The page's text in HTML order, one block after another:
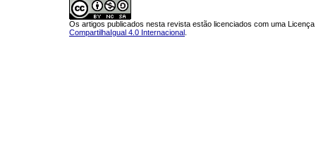
Os artigos publicados nesta revista estão licenciados com uma Licença
CompartilhaIgual 4.0 Internacional